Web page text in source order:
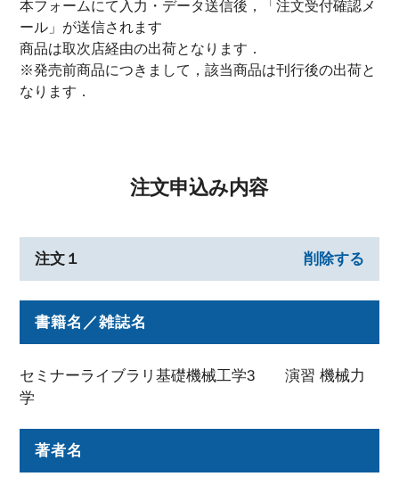
本フォームにて入力・データ送信後，「注文受付確認メ
ール」が送信されます
商品は取次店経由の出荷となります．
※発売前商品につきまして，該当商品は刊行後の出荷と
なります．
注文申込み内容
注文１ 削除する
書籍名／雑誌名
セミナーライブラリ基礎機械工学3 演習 機械力
学
著者名